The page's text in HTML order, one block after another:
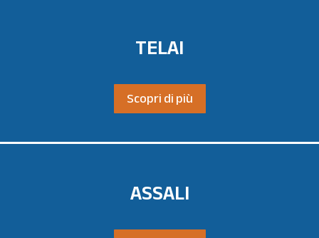
TELAI
Scopri di più
ASSALI